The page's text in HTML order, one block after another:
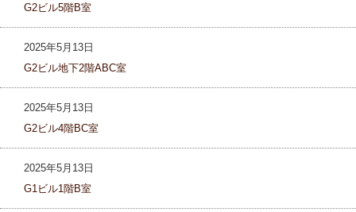
G2ビル5階B室
2025年5月13日
G2ビル地下2階ABC室
2025年5月13日
G2ビル4階BC室
2025年5月13日
G1ビル1階B室